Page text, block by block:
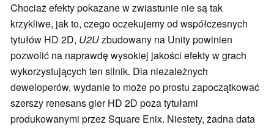
Chociaż efekty pokazane w zwiastunie nie są tak
krzykliwe, jak to, czego oczekujemy od współczesnych
tytułów HD 2D, U2Uzbudowany na Unity powinien
pozwolić na naprawdę wysokiej jakości efekty w grach
wykorzystujących ten silnik. Dla niezależnych
deweloperów, wydanie to może po prostu zapoczątkować
szerszy renesans gier HD 2D poza tytułami
produkowanymi przez Square Enix. Niestety, żadna data